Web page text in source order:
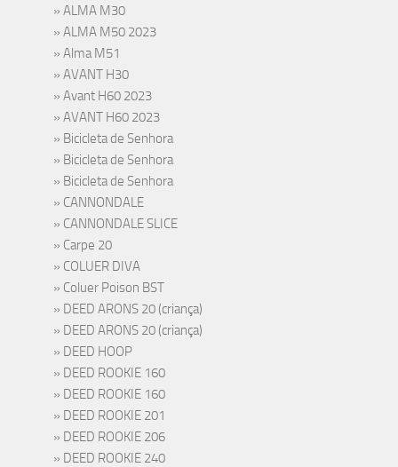
ALMA M30
ALMA M50 2023
Alma M51
AVANT H30
Avant H60 2023
AVANT H60 2023
Bicicleta de Senhora
Bicicleta de Senhora
Bicicleta de Senhora
CANNONDALE
CANNONDALE SLICE
Carpe 20
COLUER DIVA
Coluer Poison BST
DEED ARONS 20 (criança)
DEED ARONS 20 (criança)
DEED HOOP
DEED ROOKIE 160
DEED ROOKIE 160
DEED ROOKIE 201
DEED ROOKIE 206
DEED ROOKIE 240